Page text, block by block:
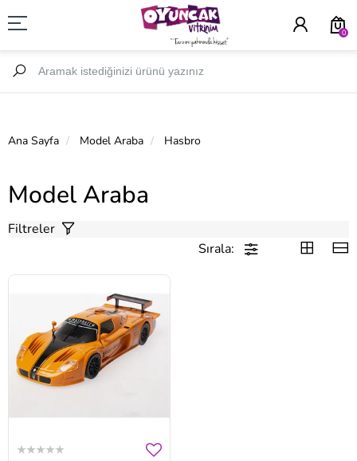
0
Ana Sayfa Model Araba Hasbro
Model Araba
Filtreler
Sırala: